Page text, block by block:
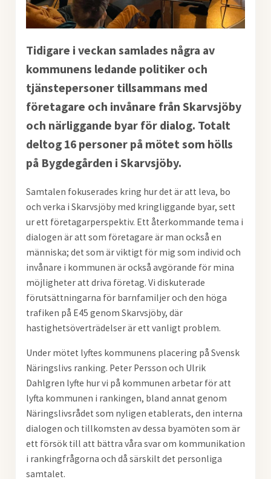
Tidigare i veckan samlades några av
kommunens ledande politiker och
tjänstepersoner tillsammans med
företagare och invånare från Skarvsjöby
och närliggande byar för dialog. Totalt
deltog 16 personer på mötet som hölls
på Bygdegården i Skarvsjöby.
Samtalen fokuserades kring hur det är att leva, bo
och verka i Skarvsjöby med kringliggande byar, sett
ur ett företagarperspektiv. Ett återkommande tema i
dialogen är att som företagare är man också en
människa; det som är viktigt för mig som individ och
invånare i kommunen är också avgörande för mina
möjligheter att driva företag. Vi diskuterade
förutsättningarna för barnfamiljer och den höga
trafiken på E45 genom Skarvsjöby, där
hastighetsöverträdelser är ett vanligt problem.
Under mötet lyftes kommunens placering på Svensk
Näringslivs ranking. Peter Persson och Ulrik
Dahlgren lyfte hur vi på kommunen arbetar för att
lyfta kommunen i rankingen, bland annat genom
Näringslivsrådet som nyligen etablerats, den interna
dialogen och tillkomsten av dessa byamöten som är
ett försök till att bättra våra svar om kommunikation
i rankingfrågorna och då särskilt det personliga
samtalet.